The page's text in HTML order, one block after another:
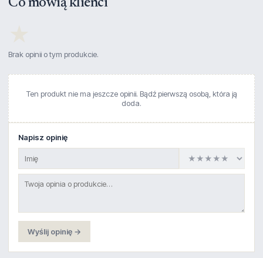
Brak opinii o tym produkcie.
Ten produkt nie ma jeszcze opinii. Bądź pierwszą osobą, która ją
doda.
Napisz opinię
Wyślij opinię →